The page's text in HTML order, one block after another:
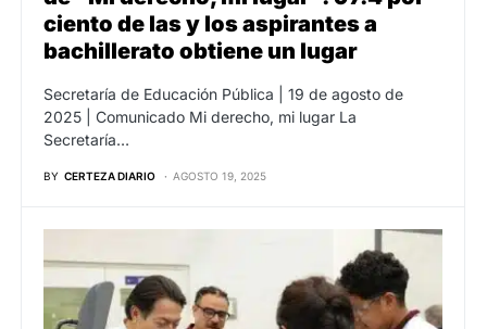
ciento de las y los aspirantes a
bachillerato obtiene un lugar
Secretaría de Educación Pública | 19 de agosto de
2025 | Comunicado Mi derecho, mi lugar La
Secretaría…
BY CERTEZA DIARIO AGOSTO 19, 2025